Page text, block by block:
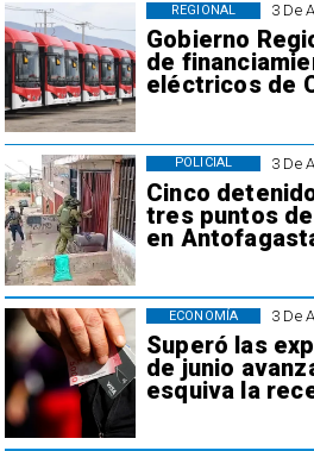
3 De
Gobierno
de
eléctricos de
REGIONAL
3 De
Cinco
tres puntos
en
POLICIAL
3 De
Superó las
de junio
esquiva la
ECONOMÍA